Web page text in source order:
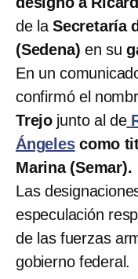
de la Secretaría
(Sedena) en su
En un
confirmó el
Trejo junto al de
Ángelescomo
Marina (Semar).
Las
especulación
de las fuerzas
gobierno federal.